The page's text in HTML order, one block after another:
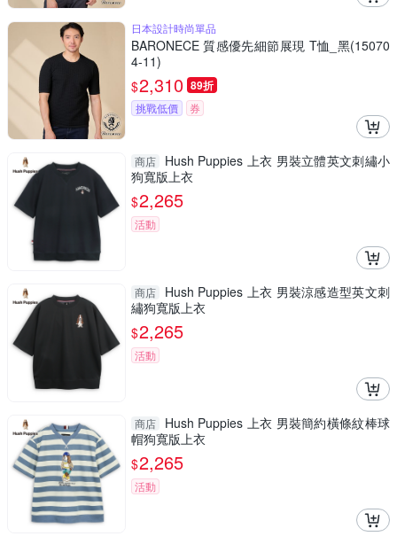
日本設計時尚單品
BARONECE 質感優先細節展現 T恤_黑(15070
4-11)
$2,310 89折
挑戰低價 券
商店
Hush Puppies 上衣 男裝立體英文刺繡小
狗寬版上衣
$2,265
活動
商店
Hush Puppies 上衣 男裝涼感造型英文刺
繡狗寬版上衣
$2,265
活動
商店
Hush Puppies 上衣 男裝簡約橫條紋棒球
帽狗寬版上衣
$2,265
活動